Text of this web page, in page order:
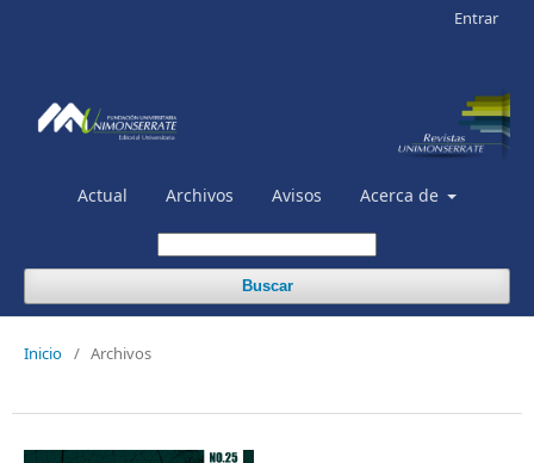
Actual Archivos Avisos Acerca de
Buscar
Entrar
Inicio / Archivos